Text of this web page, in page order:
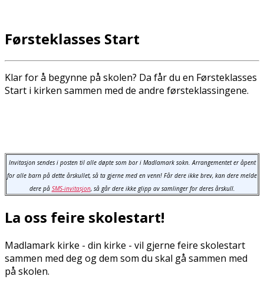
Førsteklasses Start
Klar for å begynne på skolen? Da får du en Førsteklasses
Start i kirken sammen med de andre førsteklassingene.
Invitasjon sendes i posten til alle døpte som bor i Madlamark sokn. Arrangementet er åpent
for alle barn på dette årskullet, så ta gjerne med en venn! Får dere ikke brev, kan dere melde
dere på SMS-invitasjon, så går dere ikke glipp av samlinger for deres årskull.
La oss feire skolestart!
Madlamark kirke - din kirke - vil gjerne feire skolestart
sammen med deg og dem som du skal gå sammen med
på skolen.